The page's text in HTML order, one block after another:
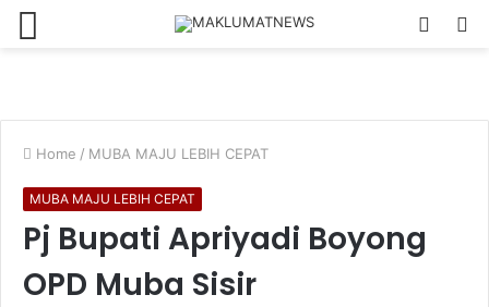
Log
Home / MUBA MAJU LEBIH CEPAT
MUBA MAJU LEBIH CEPAT
Pj Bupati Apriyadi Boyong
OPD Muba Sisir